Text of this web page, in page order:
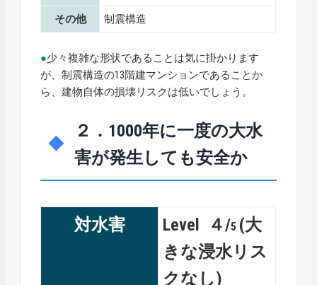
その他 制震構造
●少々複雑な形状であることは気に掛かります
が、制震構造の13階建マンションであることか
ら、建物自体の損壊リスクは低いでしょう。
２．1000年に一度の大水
害が発生しても安全か
対水害 Level ４/5 (大
きな浸水リス
クなし)